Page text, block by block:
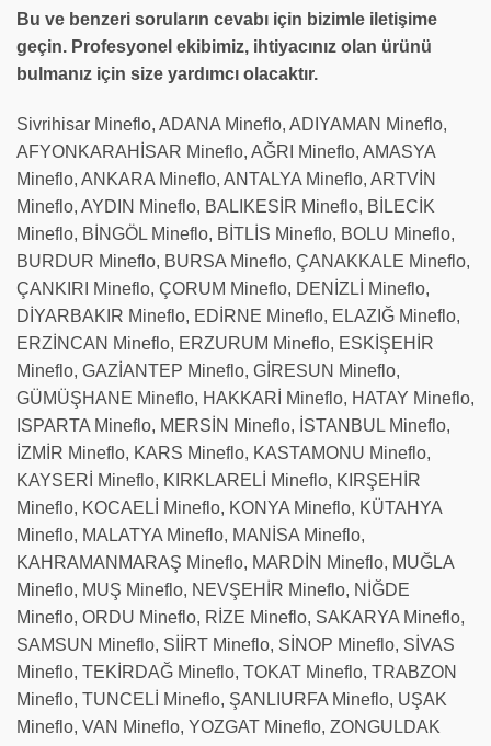
Bu ve benzeri soruların cevabı için bizimle iletişime
geçin. Profesyonel ekibimiz, ihtiyacınız olan ürünü
bulmanız için size yardımcı olacaktır.
Sivrihisar Mineflo, ADANA Mineflo, ADIYAMAN Mineflo,
AFYONKARAHİSAR Mineflo, AĞRI Mineflo, AMASYA
Mineflo, ANKARA Mineflo, ANTALYA Mineflo, ARTVİN
Mineflo, AYDIN Mineflo, BALIKESİR Mineflo, BİLECİK
Mineflo, BİNGÖL Mineflo, BİTLİS Mineflo, BOLU Mineflo,
BURDUR Mineflo, BURSA Mineflo, ÇANAKKALE Mineflo,
ÇANKIRI Mineflo, ÇORUM Mineflo, DENİZLİ Mineflo,
DİYARBAKIR Mineflo, EDİRNE Mineflo, ELAZIĞ Mineflo,
ERZİNCAN Mineflo, ERZURUM Mineflo, ESKİŞEHİR
Mineflo, GAZİANTEP Mineflo, GİRESUN Mineflo,
GÜMÜŞHANE Mineflo, HAKKARİ Mineflo, HATAY Mineflo,
ISPARTA Mineflo, MERSİN Mineflo, İSTANBUL Mineflo,
İZMİR Mineflo, KARS Mineflo, KASTAMONU Mineflo,
KAYSERİ Mineflo, KIRKLARELİ Mineflo, KIRŞEHİR
Mineflo, KOCAELİ Mineflo, KONYA Mineflo, KÜTAHYA
Mineflo, MALATYA Mineflo, MANİSA Mineflo,
KAHRAMANMARAŞ Mineflo, MARDİN Mineflo, MUĞLA
Mineflo, MUŞ Mineflo, NEVŞEHİR Mineflo, NİĞDE
Mineflo, ORDU Mineflo, RİZE Mineflo, SAKARYA Mineflo,
SAMSUN Mineflo, SİİRT Mineflo, SİNOP Mineflo, SİVAS
Mineflo, TEKİRDAĞ Mineflo, TOKAT Mineflo, TRABZON
Mineflo, TUNCELİ Mineflo, ŞANLIURFA Mineflo, UŞAK
Mineflo, VAN Mineflo, YOZGAT Mineflo, ZONGULDAK